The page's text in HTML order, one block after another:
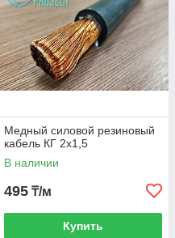
Медный силовой резиновый
кабель КГ 2х1,5
В наличии
495 ₸/м
Купить